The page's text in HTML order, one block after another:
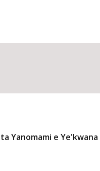
Yanomami e Ye'kwana